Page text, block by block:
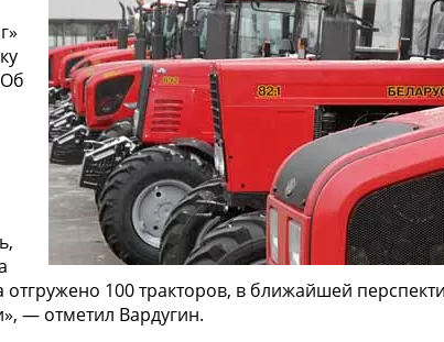
100 тракторов, в ближайшей
— отметил Вардугин.